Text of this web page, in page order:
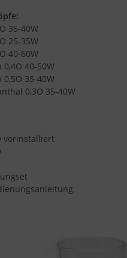
35-40W
25-35W
40-60W
40-50W
35-40W
0,3O 35-40W
vorinstalliert